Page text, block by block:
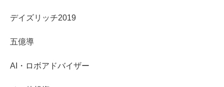
デイズリッチ2019
五億導
AI・ロボアドバイザー